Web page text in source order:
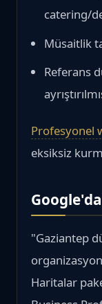
catering/
Müsaitlik
Referans
Profesyonel
eksiksiz
"Gaziantep
Haritalar